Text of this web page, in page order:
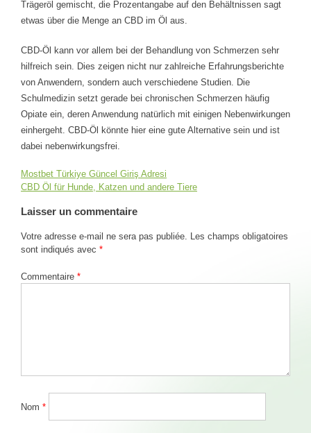
andere CBD-Produkte sind inzwischen in sehr unterschiedlichen
Konzentrationen erhältlich. Der CBD-Extrakt wird mit einem
etwas über die Menge an CBD im Öl aus.
CBD-Öl kann vor allem bei der Behandlung von Schmerzen sehr
hilfreich sein. Dies zeigen nicht nur zahlreiche Erfahrungsberichte
von Anwendern, sondern auch verschiedene Studien. Die
Schulmedizin setzt gerade bei chronischen Schmerzen häufig
Opiate ein, deren Anwendung natürlich mit einigen Nebenwirkungen
dabei nebenwirkungsfrei.
Navigation
de
l’article
Mostbet Türkiye Güncel Giriş Adresi
Laisser un commentaire
Votre adresse e-mail ne sera pas publiée.
sont indiqués avec*